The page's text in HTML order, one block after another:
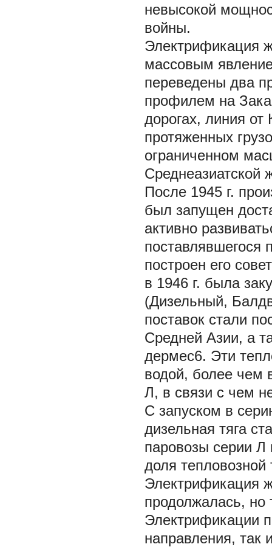
невысокой
войны.
Электрификация
массовым
переведены два
профилем на
дорогах, линия
протяженных
ограниченном
Среднеазиатской
После 1945 г.
был запущен
активно
построен его
в 1946 г. была
(Дизельный,
поставок стали
Средней Азии, а
дермес6. Эти
водой, более чем
Л, в связи с чем
С запуском в
дизельная тяга
паровозы серии Л
доля тепловозной
Электрификация
продолжалась, но
Электрификации
направления, так